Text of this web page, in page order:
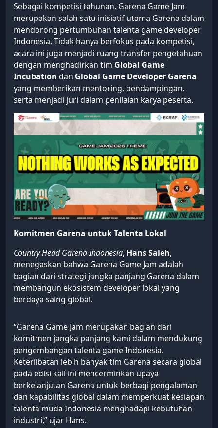
Sebagai kompetisi tahunan, Garena Game Jam
merupakan salah satu inisiatif utama Garena dalam
mendorong pertumbuhan talenta game developer
Indonesia. Tidak hanya berfokus pada kompetisi,
acara ini juga menjadi ruang transfer pengetahuan
dengan menghadirkan tim Global Game
Incubation dan Global Game Developer Garena
yang memberikan mentoring, pendampingan,
serta menjadi juri dalam penilaian karya peserta.
Komitmen Garena untuk Talenta Lokal
Country Head Garena Indonesia, Hans Saleh,
menegaskan bahwa Garena Game Jam adalah
bagian dari strategi jangka panjang Garena dalam
membangun ekosistem developer lokal yang
berdaya saing global.
“Garena Game Jam merupakan bagian dari
komitmen jangka panjang kami dalam mendukung
pengembangan talenta game Indonesia.
Keterlibatan lebih banyak tim Garena secara global
pada edisi kali ini mencerminkan upaya
berkelanjutan Garena untuk berbagi pengalaman
dan kapabilitas global dalam memperkuat kesiapan
talenta muda Indonesia menghadapi kebutuhan
industri,” ujar Hans.